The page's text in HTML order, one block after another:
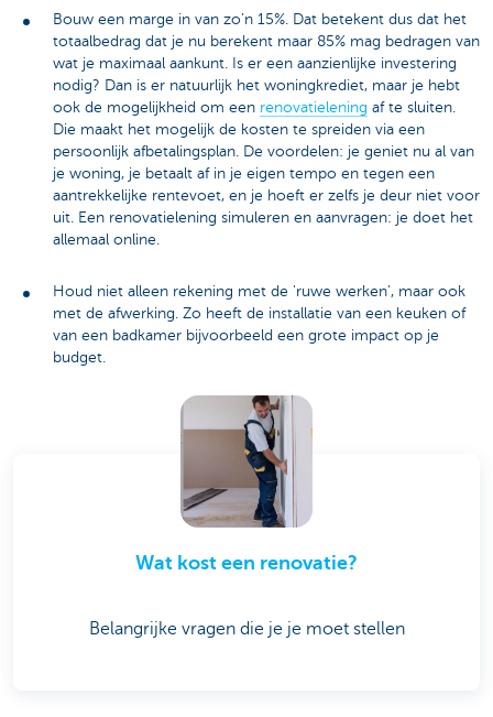
Bouw een marge in van zo’n 15%. Dat betekent dus dat het
totaalbedrag dat je nu berekent maar 85% mag bedragen van
wat je maximaal aankunt. Is er een aanzienlijke investering
nodig? Dan is er natuurlijk het woningkrediet, maar je hebt
ook de mogelijkheid om een renovatielening af te sluiten.
Die maakt het mogelijk de kosten te spreiden via een
persoonlijk afbetalingsplan. De voordelen: je geniet nu al van
je woning, je betaalt af in je eigen tempo en tegen een
aantrekkelijke rentevoet, en je hoeft er zelfs je deur niet voor
uit. Een renovatielening simuleren en aanvragen: je doet het
allemaal online.
Houd niet alleen rekening met de 'ruwe werken', maar ook
met de afwerking. Zo heeft de installatie van een keuken of
van een badkamer bijvoorbeeld een grote impact op je
budget.
Wat kost een renovatie?
Belangrijke vragen die je je moet stellen